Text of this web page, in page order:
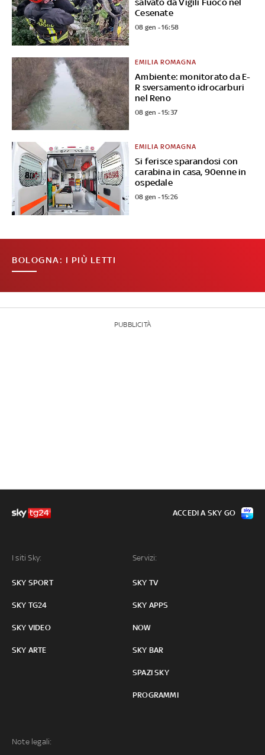
Cesenate
08 gen - 16:58
Ambiente: monitorato da E-
R sversamento idrocarburi
nel Reno
EMILIA ROMAGNA
08 gen - 15:37
Si ferisce sparandosi con
carabina in casa, 90enne in
ospedale
EMILIA ROMAGNA
08 gen - 15:26
BOLOGNA: I PIÙ LETTI
PUBBLICITÀ
I siti Sky:
SKY SPORT
SKY TG24
SKY VIDEO
SKY ARTE
Servizi:
SKY TV
SKY APPS
NOW
SKY BAR
SPAZI SKY
PROGRAMMI
Note legali:
ACCEDI A SKY GO